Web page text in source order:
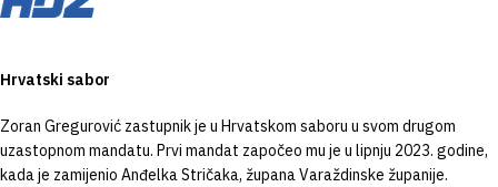
Hrvatski sabor
Zoran Gregurović zastupnik je u Hrvatskom saboru u svom drugom
uzastopnom mandatu. Prvi mandat započeo mu je u lipnju 2023. godine,
kada je zamijenio Anđelka Stričaka, župana Varaždinske županije.